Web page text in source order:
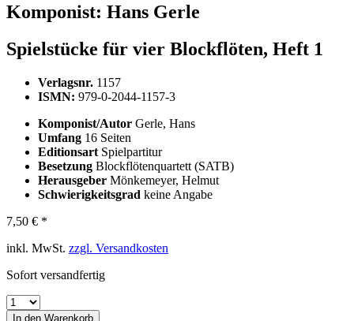
Komponist: Hans Gerle
Spielstücke für vier Blockflöten, Heft 1
Verlagsnr. 1157
ISMN: 979-0-2044-1157-3
Komponist/Autor Gerle, Hans
Umfang 16 Seiten
Editionsart Spielpartitur
Besetzung Blockflötenquartett (SATB)
Herausgeber Mönkemeyer, Helmut
Schwierigkeitsgrad keine Angabe
7,50 € *
inkl. MwSt. zzgl. Versandkosten
Sofort versandfertig
In den Warenkorb